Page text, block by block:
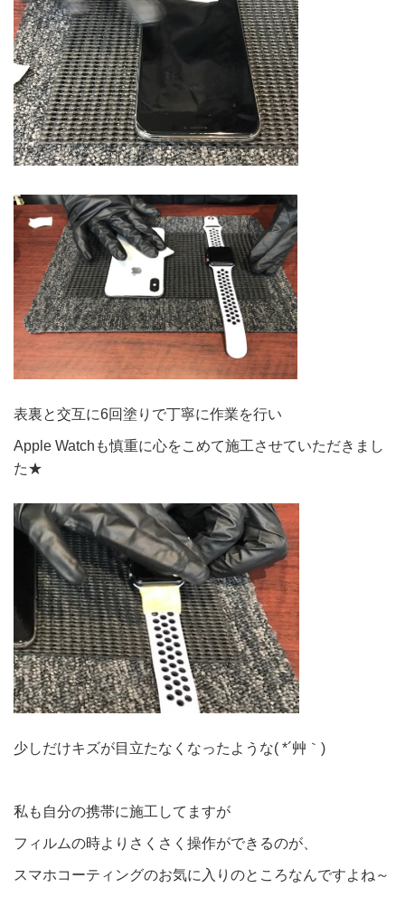
表裏と交互に6回塗りで丁寧に作業を行い
Apple Watchも慎重に心をこめて施工させていただきまし
た★
少しだけキズが目立たなくなったような( *´艸｀)
私も自分の携帯に施工してますが
フィルムの時よりさくさく操作ができるのが、
スマホコーティングのお気に入りのところなんですよね～